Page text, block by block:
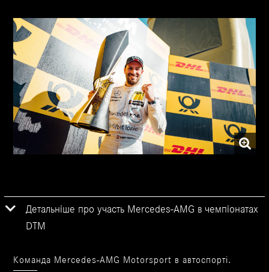
Детальніше про участь Mercedes-AMG в чемпіонатах
DTM
Команда Mercedes-AMG Motorsport в автоспорті.